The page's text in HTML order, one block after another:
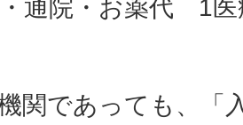
通院・お薬代 1
関であっても、「